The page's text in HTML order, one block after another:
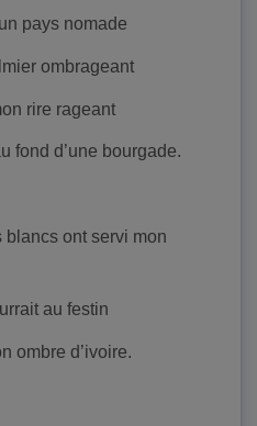
pays nomade
ombrageant
rire rageant
fond d’une bourgade.
blancs ont servi mon
au festin
ombre d’ivoire.